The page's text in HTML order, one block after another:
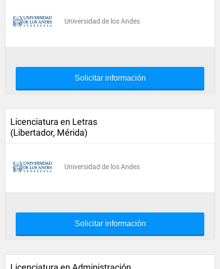
Universidad de los Andes
Solicitar información
Licenciatura en Letras
(Libertador, Mérida)
Universidad de los Andes
Solicitar información